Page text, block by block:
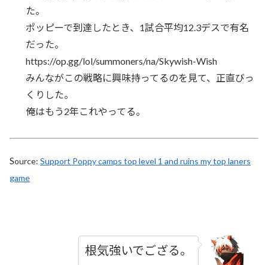
た。
ポッピーで到達したとき、1試合平均12.3デスで有名
だった。
https://op.gg/lol/summoners/na/Skywish-Wish
みんながこの戦略に興味持ってるのを見て、正直びっ
くりした。
俺はもう2年これやってる。
Source: Support Poppy camps top level 1 and ruins my top laners
game
根気強いでござる。